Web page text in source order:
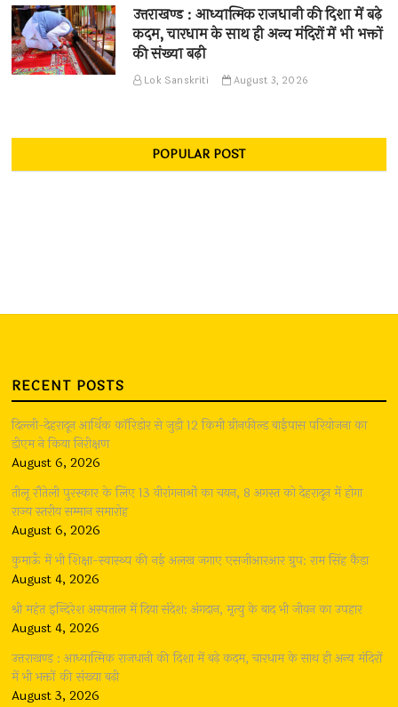
उत्तराखण्ड : आध्यात्मिक राजधानी की दिशा में बढ़े
कदम, चारधाम के साथ ही अन्य मंदिरों में भी भक्तों
की संख्या बढ़ी
Lok Sanskriti August 3, 2026
POPULAR POST
RECENT POSTS
दिल्ली-देहरादून आर्थिक कॉरिडोर से जुड़ी 12 किमी ग्रीनफील्ड बाईपास परियोजना का
डीएम ने किया निरीक्षण
August 6, 2026
तीलू रौतेली पुरस्कार के लिए 13 वीरांगनाओं का चयन, 8 अगस्त को देहरादून में होगा
राज्य स्तरीय सम्मान समारोह
August 6, 2026
कुमाऊँ में भी शिक्षा-स्वास्थ्य की नई अलख जगाए एसजीआरआर ग्रुप: राम सिंह कैड़ा
August 4, 2026
श्री महंत इन्दिरेश अस्पताल में दिया संदेश: अंगदान, मृत्यु के बाद भी जीवन का उपहार
August 4, 2026
उत्तराखण्ड : आध्यात्मिक राजधानी की दिशा में बढ़े कदम, चारधाम के साथ ही अन्य मंदिरों
में भी भक्तों की संख्या बढ़ी
August 3, 2026